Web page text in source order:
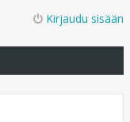
Kirjaudu sisään